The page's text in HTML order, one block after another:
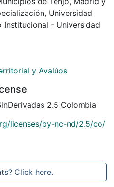
Universidad
Institucional - Universidad
y Avalúos
2.5 Colombia
licenses/by-nc-nd/2.5/co/
Click here.